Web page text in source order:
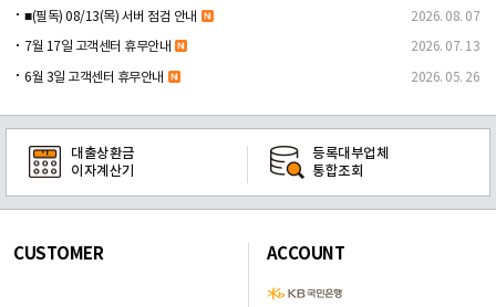
■(필독) 08/13(목) 서버 점검 안내 2026. 08. 07
7월 17일 고객센터 휴무안내 2026. 07. 13
6월 3일 고객센터 휴무안내 2026. 05. 26
대출상환금
이자계산기
등록대부업체
통합조회
CUSTOMER ACCOUNT